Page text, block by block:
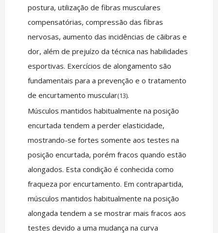
postura, utilização de fibras musculares
compensatórias, compressão das fibras
nervosas, aumento das incidências de cãibras e
dor, além de prejuízo da técnica nas habilidades
esportivas. Exercícios de alongamento são
fundamentais para a prevenção e o tratamento
de encurtamento muscular(13).
Músculos mantidos habitualmente na posição
encurtada tendem a perder elasticidade,
mostrando-se fortes somente aos testes na
posição encurtada, porém fracos quando estão
alongados. Esta condição é conhecida como
fraqueza por encurtamento. Em contrapartida,
músculos mantidos habitualmente na posição
alongada tendem a se mostrar mais fracos aos
testes devido a uma mudança na curva